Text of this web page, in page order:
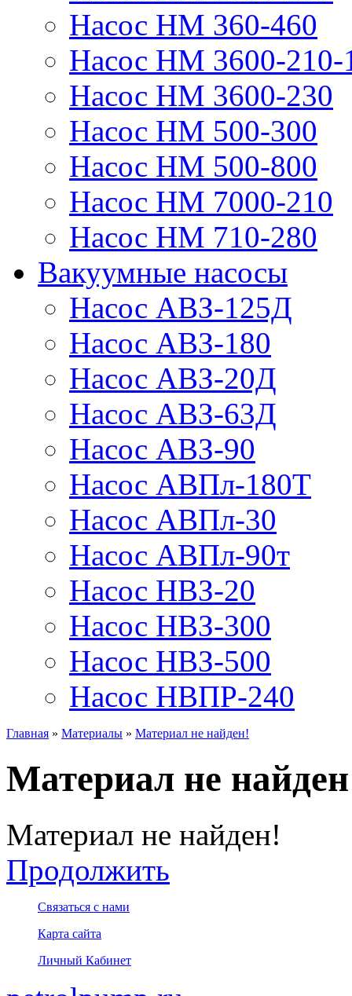
Насос НМ 360-460
Насос НМ 3600-210-
Насос НМ 3600-230
Насос НМ 500-300
Насос НМ 500-800
Насос НМ 7000-210
Насос НМ 710-280
Вакуумные насосы
Насос АВЗ-125Д
Насос АВЗ-180
Насос АВЗ-20Д
Насос АВЗ-63Д
Насос АВЗ-90
Насос АВПл-180Т
Насос АВПл-30
Насос АВПл-90т
Насос НВЗ-20
Насос НВЗ-300
Насос НВЗ-500
Насос НВПР-240
Главная » Материалы » Материал не найден!
Материал не
Материал не найден!
Продолжить
Связаться с нами
Карта сайта
Личный Кабинет